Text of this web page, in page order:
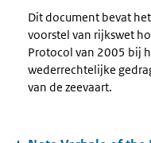
Dit document bevat
voorstel van rijkswet
Protocol van 2005 bij
wederrechtelijke
van de zeevaart.